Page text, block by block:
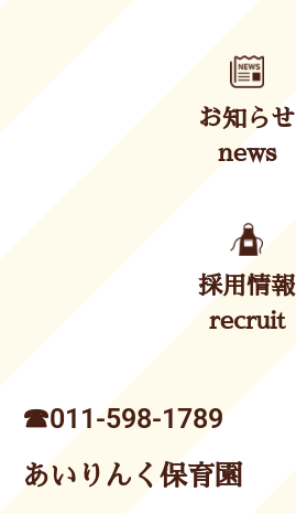
お知らせ
news
採用情報
recruit
☎︎011-598-1789
あいりんく保育園